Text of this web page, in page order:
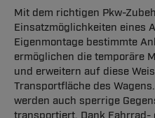
Mit dem richtigen Pkw-
Einsatzmöglichkeiten eines
Eigenmontage bestimmte
ermöglichen die temporäre
und erweitern auf diese
Transportfläche des
werden auch sperrige
transportiert. Dank Fahrrad-